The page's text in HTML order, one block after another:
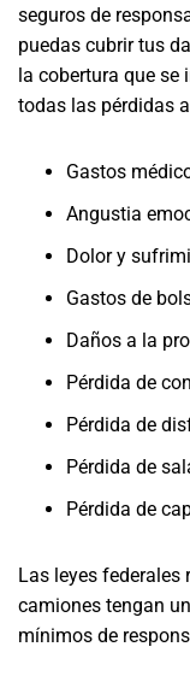
seguros de
puedas cubrir tus
la cobertura que se
todas las pérdidas
Gastos
Angustia
Dolor y
Gastos de
Daños a la
Pérdida de
Pérdida de
Pérdida de
Pérdida de
Las leyes federales
camiones tengan
mínimos de